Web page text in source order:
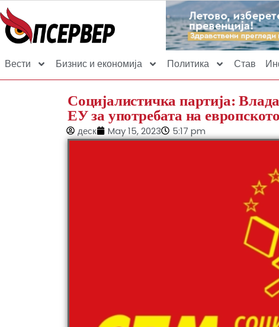
Вести Бизнис и економија Политика Став
Социјалистичка партија:
ЕУ за употребата на
деск May 15, 2023 5:17 pm